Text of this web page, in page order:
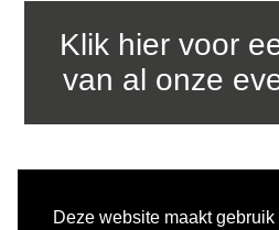
Deze website maakt
klik hier voor een overzicht
van al onze